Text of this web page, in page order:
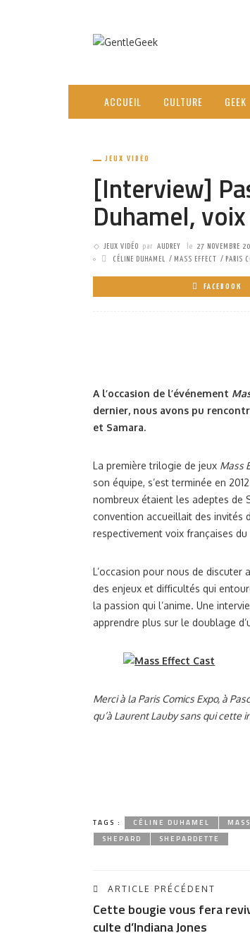
ACCUEIL CULTURE GEEK
JEUX VIDÉO
[Interview]
Duhamel,
JEUX VIDÉO par AUDREY le 27 NOVEMBRE
CÉLINE DUHAMEL
MASS EFFECT PARIS
FACEBOOK
A l’occasion de l’événement
dernier, nous avons pu
et Samara.
La première trilogie de jeux Mass
son équipe, s’est terminée en
nombreux étaient les adeptes de
convention accueillait des invités
respectivement voix françaises
L’occasion pour nous de
des enjeux et difficultés qui
la passion qui l’anime. Une
apprendre plus sur le doublage
Merci à la Paris Comics Expo, à
qu’à Laurent Lauby sans qui cette
TAGS : CÉLINE DUHAMEL
SHEPARD
SHEPARDETTE
ARTICLE PRÉCÉDENT
Cette bougie vous fera
culte d’Indiana Jones